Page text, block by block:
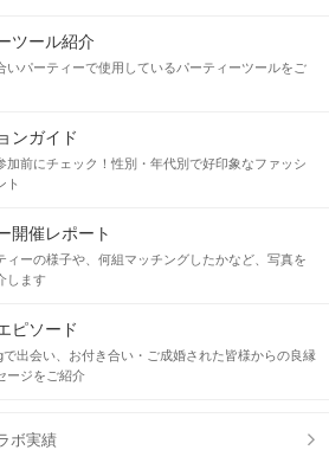
ツール紹介
いパーティーで使用しているパーティーツールをご
ンガイド
加前にチェック！性別・年代別で好印象なファッシ
ト
開催レポート
ィーの様子や、何組マッチングしたかなど、写真を
します
ピソード
で出会い、お付き合い・ご成婚された皆様からの良縁
ージをご紹介
ボ実績